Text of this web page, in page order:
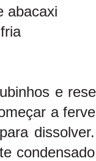
abacaxi
e
a